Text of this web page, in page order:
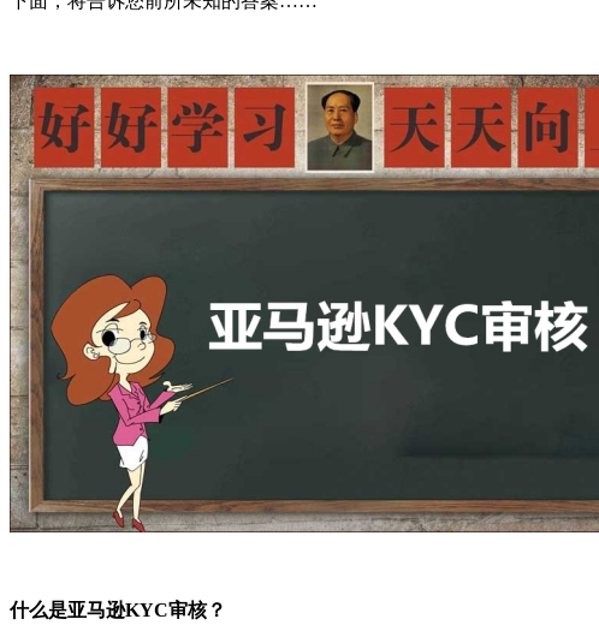
什么是亚马逊KYC审核？